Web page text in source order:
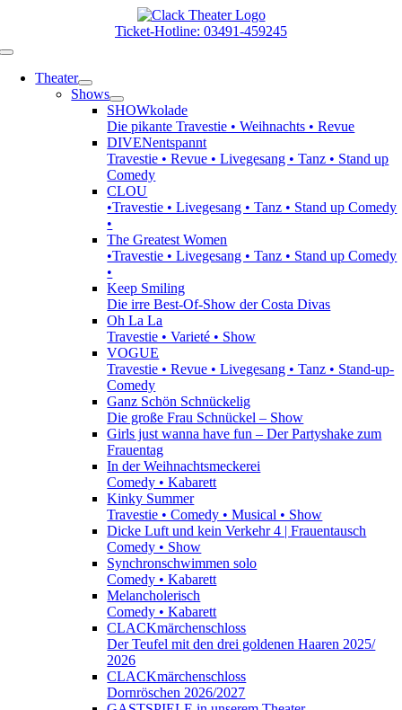
springen
Ticket-Hotline: 03491-459245
Toggle
NavigationTheater
Shows
SHOWkolade
Die pikante Travestie • Weihnachts • Revue
DIVENentspannt
Travestie • Revue • Livegesang • Tanz • Stand up
Comedy
CLOU
•Travestie • Livegesang • Tanz • Stand up Comedy
•
The Greatest Women
•Travestie • Livegesang • Tanz • Stand up Comedy
•
Keep Smiling
Die irre Best-Of-Show der Costa Divas
Oh La La
Travestie • Varieté • Show
VOGUE
Travestie • Revue • Livegesang • Tanz • Stand-up-
Comedy
Ganz Schön Schnückelig
Die große Frau Schnückel – Show
Girls just wanna have fun – Der Partyshake zum
Frauentag
In der Weihnachtsmeckerei
Comedy • Kabarett
Kinky Summer
Travestie • Comedy • Musical • Show
Dicke Luft und kein Verkehr 4 | Frauentausch
Comedy • Show
Synchronschwimmen solo
Comedy • Kabarett
Melancholerisch
Comedy • Kabarett
CLACKmärchenschloss
Der Teufel mit den drei goldenen Haaren 2025/
2026
CLACKmärchenschloss
Dornröschen 2026/2027